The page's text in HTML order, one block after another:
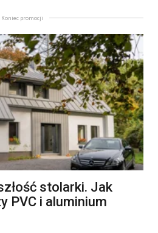
Koniec promocji
stolarki. Jak
PVC i aluminium